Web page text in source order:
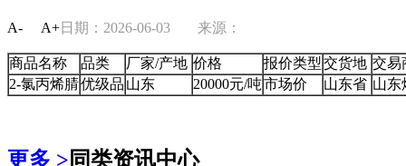
A- A+日期：2026-06-03 来源：
商品名称 品类 厂家/产地 价格 报价类型交货地 交易
2-氯丙烯腈优级品 山东 20000元/吨市场价 山东省 山东
更多 >同类资讯中心